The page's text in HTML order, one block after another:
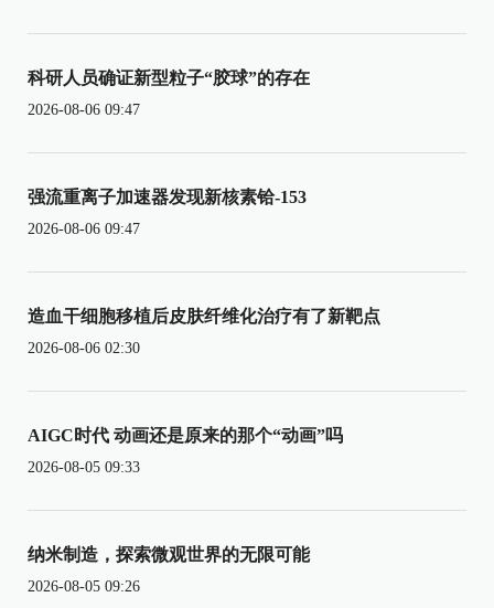
科研人员确证新型粒子“胶球”的存在
2026-08-06 09:47
强流重离子加速器发现新核素铪-153
2026-08-06 09:47
造血干细胞移植后皮肤纤维化治疗有了新靶点
2026-08-06 02:30
AIGC时代 动画还是原来的那个“动画”吗
2026-08-05 09:33
纳米制造，探索微观世界的无限可能
2026-08-05 09:26